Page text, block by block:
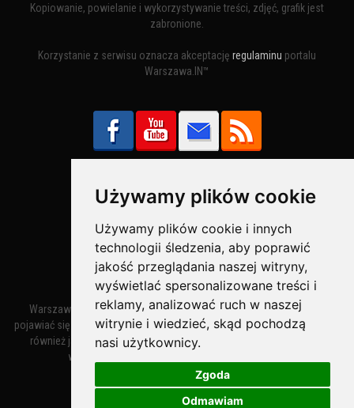
Używamy plików cookie
Używamy plików cookie i innych
technologii śledzenia, aby poprawić
jakość przeglądania naszej witryny,
wyświetlać spersonalizowane treści i
reklamy, analizować ruch w naszej
witrynie i wiedzieć, skąd pochodzą
nasi użytkownicy.
Zgoda
Odmawiam
Kopiowanie, powielanie i wykorzystywanie treści, zdjęć, grafik jest
zabronione.
Korzystanie z serwisu oznacza akceptację regulaminu portalu
Warszawa.IN™
Bezpieczne Płatności obsługuje:
Warszawa – miasto stołeczne Warszawa. Nazwa miasta zaczęła
pojawiać się w dokumentach w XIV wieku jako Warszewa, a od XV wieku
również jako Warszowa. Zmiana nazwy na Warszawa w XV wieku
wynikała z mazowieckiej wymowy dialektycznej.